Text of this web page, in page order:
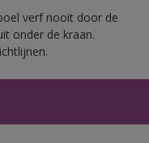
verf nooit door de
onder de kraan.